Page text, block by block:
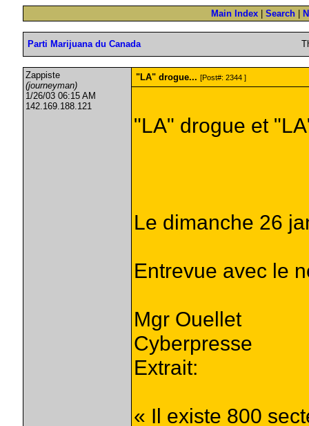
Main Index Search
Parti Marijuana du Canada
Zappiste
(journeyman)
1/26/03 06:15 AM
142.169.188.121
"LA" drogue... [Post#: 2344 ]
"LA" drogue et
Le dimanche 26
Entrevue avec le
Mgr Ouellet
Cyberpresse
Extrait:
« Il existe 800